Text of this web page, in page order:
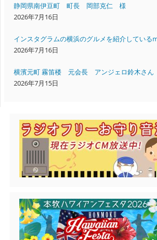
静岡県南伊豆町 町長 岡部克仁 様
2026年7月16日
インスタグラムの横浜のグルメを紹介している
2026年7月16日
横濱元町 霧笛楼 元会長 アンジェロ鈴木さん
2026年7月15日